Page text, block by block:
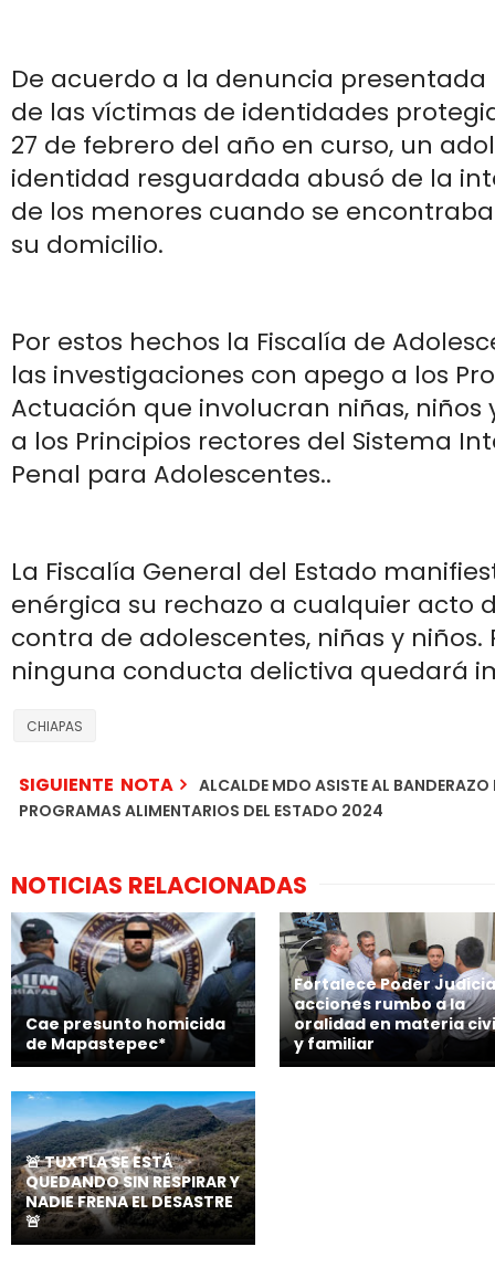
De acuerdo a la denuncia
de las víctimas de identidades
27 de febrero del año en curso, un
identidad resguardada abusó de la
de los menores cuando se
su domicilio.
Por estos hechos la Fiscalía de
las investigaciones con apego a los
Actuación que involucran niñas, niños
a los Principios rectores del Sistema
Penal para Adolescentes..
La Fiscalía General del Estado
enérgica su rechazo a cualquier acto
contra de adolescentes, niñas y niños.
ninguna conducta delictiva quedará
CHIAPAS
SIGUIENTE NOTA
ALCALDE MDO ASISTE AL BANDERAZO
PROGRAMAS ALIMENTARIOS DEL ESTADO 2024
NOTICIAS RELACIONADAS
Cae presunto homicida
de Mapastepec*
Fortalece Poder
acciones rumbo a la
oralidad en materia
y familiar
🚨 TUXTLA SE ESTÁ
QUEDANDO SIN RESPIRAR Y
NADIE FRENA EL DESASTRE
🚨